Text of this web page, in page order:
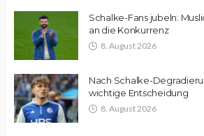
Schalke-Fans jubeln:
an die Konkurrenz
8. August 2026
Nach Schalke-
wichtige Entscheidung
8. August 2026